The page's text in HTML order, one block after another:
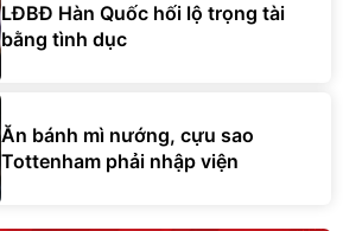
LĐBĐ Hàn Quốc hối lộ trọng tài
bằng tình dục
Ăn bánh mì nướng, cựu sao
Tottenham phải nhập viện